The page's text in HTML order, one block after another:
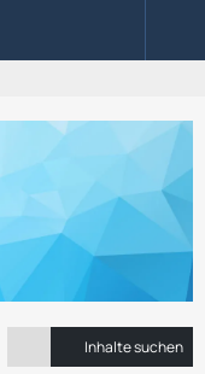
Inhalte suchen